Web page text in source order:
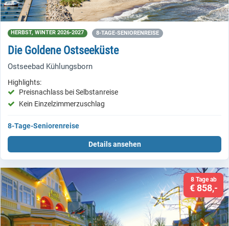
HERBST, WINTER 2026-2027 8-TAGE-SENIORENREISE
Die Goldene Ostseeküste
Ostseebad Kühlungsborn
Highlights:
Preisnachlass bei Selbstanreise
Kein Einzelzimmerzuschlag
8-Tage-Seniorenreise
Details ansehen
8 Tage ab
€ 858,-